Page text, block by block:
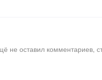
не оставил комментариев,